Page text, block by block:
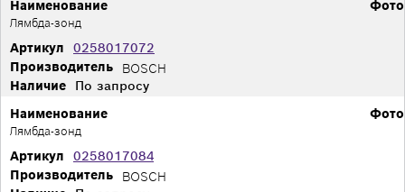
Фото
Производитель BOSCH
Артикул 0258017072
Наименование
Лямбда-зонд
Наличие
По запросу
Фото
Производитель BOSCH
Артикул 0258017084
Наименование
Лямбда-зонд